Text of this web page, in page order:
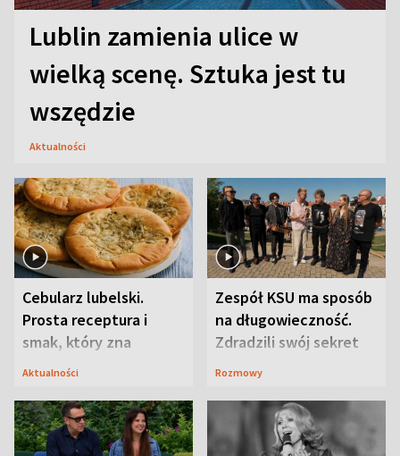
Lublin zamienia ulice w
wielką scenę. Sztuka jest tu
wszędzie
Aktualności
Cebularz lubelski.
Prosta receptura i
smak, który zna
Lubelszczyzna
Aktualności
Zespół KSU ma sposób
na długowieczność.
Zdradzili swój sekret
Rozmowy